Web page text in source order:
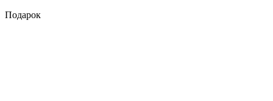
Подарок